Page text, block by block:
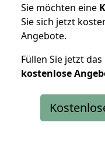
Sie möchten eine
Sie sich jetzt
Angebote.
Füllen Sie jetzt
kostenlose